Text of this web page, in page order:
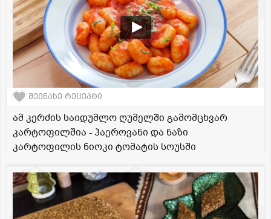
შეინახე რეცეპტი
ამ კერძის საიდუმლო ღუმელში გამომცხვარ
კარტოფილშია - ჰაეროვანი და ნაზი
კარტოფილის ნიოკი ტომატის სოუსში